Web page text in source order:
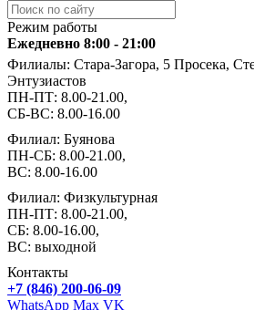
Режим работы
Ежедневно 8:00 - 21:00
Филиалы: Стара-Загора, 5 Просека,
Энтузиастов
ПН-ПТ: 8.00-21.00,
СБ-ВС: 8.00-16.00
Филиал: Буянова
ПН-СБ: 8.00-21.00,
ВС: 8.00-16.00
Филиал: Физкультурная
ПН-ПТ: 8.00-21.00,
СБ: 8.00-16.00,
ВС: выходной
Контакты
+7 (846) 200-06-09
WhatsApp Max VK